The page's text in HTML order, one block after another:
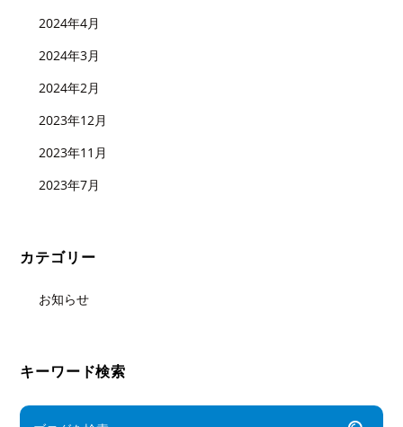
2024年4月
2024年3月
2024年2月
2023年12月
2023年11月
2023年7月
カテゴリー
お知らせ
キーワード検索